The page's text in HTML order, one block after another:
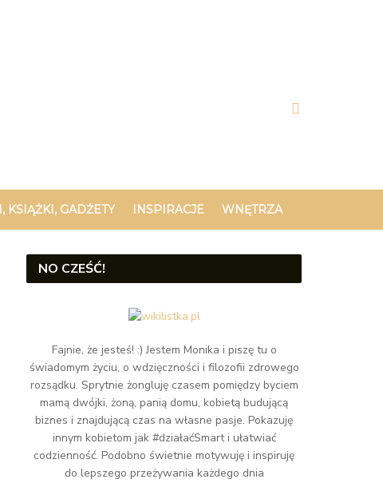
KSIĄŻKI, GADŻETY INSPIRACJE WNĘTRZA
NO CZEŚĆ!
Fajnie, że jesteś! :) Jestem Monika i piszę tu o
świadomym życiu, o wdzięczności i filozofii zdrowego
rozsądku. Sprytnie żongluję czasem pomiędzy byciem
mamą dwójki, żoną, panią domu, kobietą budującą
biznes i znajdującą czas na własne pasje. Pokazuję
innym kobietom jak #działaćSmart i ułatwiać
codzienność. Podobno świetnie motywuję i inspiruję
do lepszego przeżywania każdego dnia